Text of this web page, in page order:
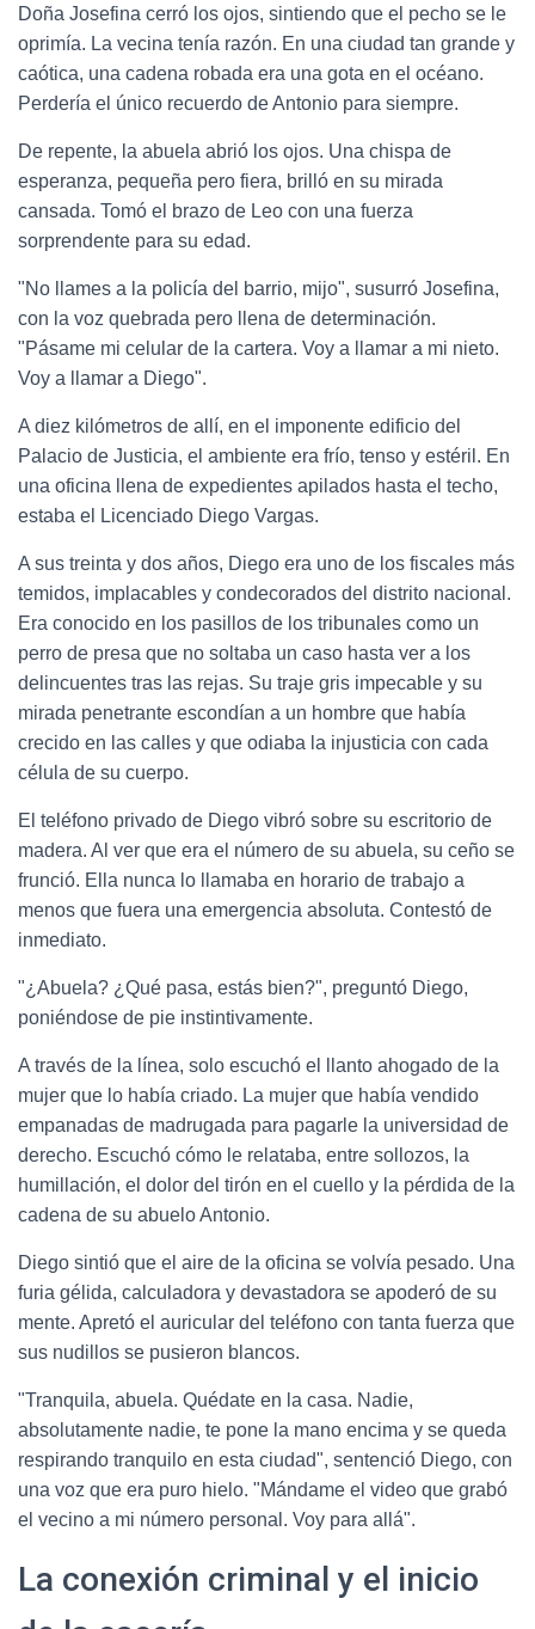
Doña Josefina cerró los ojos, sintiendo que el pecho se le
oprimía. La vecina tenía razón. En una ciudad tan grande y
caótica, una cadena robada era una gota en el océano.
Perdería el único recuerdo de Antonio para siempre.
De repente, la abuela abrió los ojos. Una chispa de
esperanza, pequeña pero fiera, brilló en su mirada
cansada. Tomó el brazo de Leo con una fuerza
sorprendente para su edad.
"No llames a la policía del barrio, mijo", susurró Josefina,
con la voz quebrada pero llena de determinación.
"Pásame mi celular de la cartera. Voy a llamar a mi nieto.
Voy a llamar a Diego".
A diez kilómetros de allí, en el imponente edificio del
Palacio de Justicia, el ambiente era frío, tenso y estéril. En
una oficina llena de expedientes apilados hasta el techo,
estaba el Licenciado Diego Vargas.
A sus treinta y dos años, Diego era uno de los fiscales más
temidos, implacables y condecorados del distrito nacional.
Era conocido en los pasillos de los tribunales como un
perro de presa que no soltaba un caso hasta ver a los
delincuentes tras las rejas. Su traje gris impecable y su
mirada penetrante escondían a un hombre que había
crecido en las calles y que odiaba la injusticia con cada
célula de su cuerpo.
El teléfono privado de Diego vibró sobre su escritorio de
madera. Al ver que era el número de su abuela, su ceño se
frunció. Ella nunca lo llamaba en horario de trabajo a
menos que fuera una emergencia absoluta. Contestó de
inmediato.
"¿Abuela? ¿Qué pasa, estás bien?", preguntó Diego,
poniéndose de pie instintivamente.
A través de la línea, solo escuchó el llanto ahogado de la
mujer que lo había criado. La mujer que había vendido
empanadas de madrugada para pagarle la universidad de
derecho. Escuchó cómo le relataba, entre sollozos, la
humillación, el dolor del tirón en el cuello y la pérdida de la
cadena de su abuelo Antonio.
Diego sintió que el aire de la oficina se volvía pesado. Una
furia gélida, calculadora y devastadora se apoderó de su
mente. Apretó el auricular del teléfono con tanta fuerza que
sus nudillos se pusieron blancos.
"Tranquila, abuela. Quédate en la casa. Nadie,
absolutamente nadie, te pone la mano encima y se queda
respirando tranquilo en esta ciudad", sentenció Diego, con
una voz que era puro hielo. "Mándame el video que grabó
el vecino a mi número personal. Voy para allá".
La conexión criminal y el inicio